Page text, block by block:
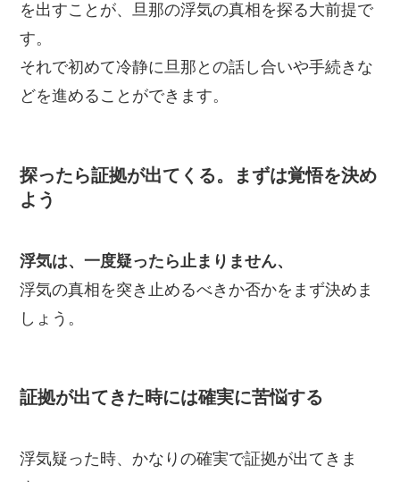
を出すことが、旦那の浮気の真相を探る大前提で
す。
それで初めて冷静に旦那との話し合いや手続きな
どを進めることができます。
探ったら証拠が出てくる。まずは覚悟を決め
よう
浮気は、一度疑ったら止まりません、
浮気の真相を突き止めるべきか否かをまず決めま
しょう。
証拠が出てきた時には確実に苦悩する
浮気疑った時、かなりの確実で証拠が出てきま